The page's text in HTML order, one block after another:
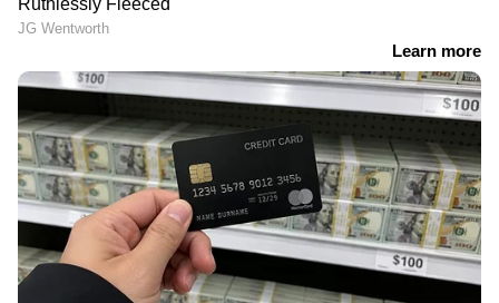
ട്രെയിൻ തടഞ്ഞും റോഡ്
യൂത്ത് കോൺഗ്രസ്
പ്രവർത്തകർ
എഎൻഎസ്ആറും തമ്മിൽ
ധാരണാപത്രം കൈമാറി